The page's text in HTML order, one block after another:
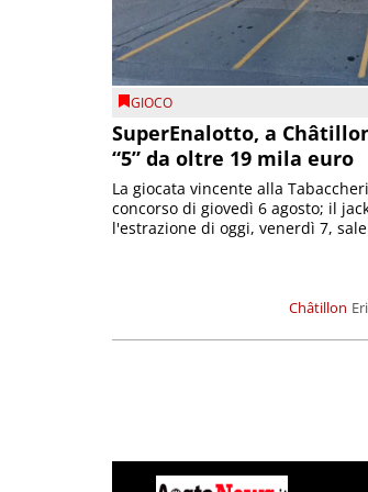
GIOCO
SuperEnalotto, a
“5” da oltre 19 mila euro
Châtillon
La giocata vincente alla
concorso di giovedì 6 agosto; il
l'estrazione di oggi, venerdì 7,